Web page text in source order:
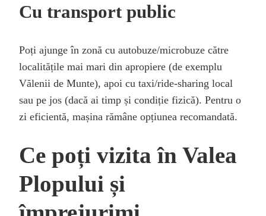
Cu transport public
Poți ajunge în zonă cu autobuze/microbuze către
localitățile mai mari din apropiere (de exemplu
Vălenii de Munte), apoi cu taxi/ride-sharing local
sau pe jos (dacă ai timp și condiție fizică). Pentru o
zi eficientă, mașina rămâne opțiunea recomandată.
Ce poți vizita în Valea
Plopului și